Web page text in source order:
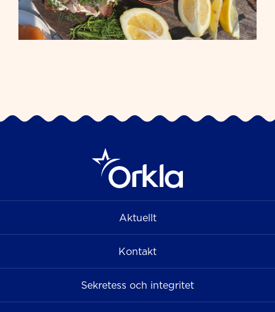
Aktuellt
Kontakt
Sekretess och integritet